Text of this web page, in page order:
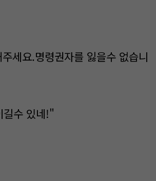
세요.명령권자를 잃을수 없습니
길수 있네!"